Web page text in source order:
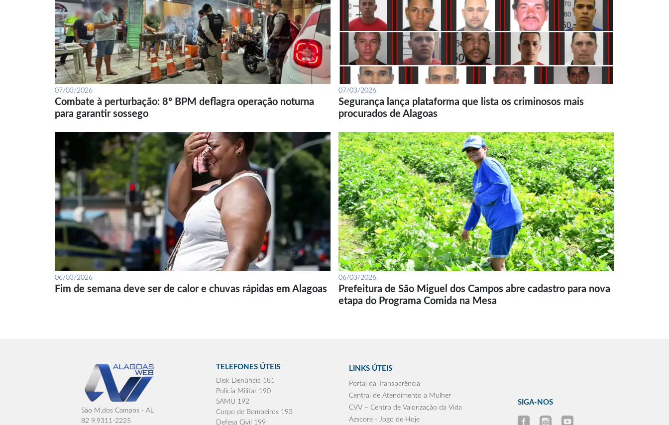
07/03/2026
Combate à perturbação: 8º BPM deflagra operação noturna
para garantir sossego
07/03/2026
Segurança lança plataforma que lista os criminosos mais
procurados de Alagoas
06/03/2026
Fim de semana deve ser de calor e chuvas rápidas em Alagoas
06/03/2026
Prefeitura de São Miguel dos Campos abre cadastro para nova
etapa do Programa Comida na Mesa
São M.dos Campos - AL
82 9.9311-2225
TELEFONES ÚTEIS
Disk Denúncia 181
Polícia Militar 190
SAMU 192
Corpo de Bombeiros 193
Defesa Civil 199
LINKS ÚTEIS
Portal da Transparência
Central de Atendimento a Mulher
CVV – Centro de Valorização da Vida
Azscore - Jogo de Hoje
SIGA-NOS